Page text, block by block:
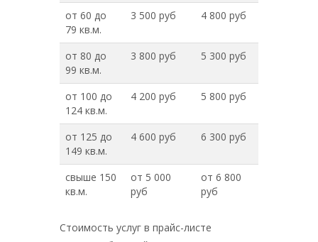
от 60 до
79 кв.м.
3 500 руб 4 800 руб
от 80 до
99 кв.м.
3 800 руб 5 300 руб
от 100 до
124 кв.м.
4 200 руб 5 800 руб
от 125 до
149 кв.м.
4 600 руб 6 300 руб
свыше 150
кв.м.
от 5 000
руб
от 6 800
руб
Стоимость услуг в прайс-листе